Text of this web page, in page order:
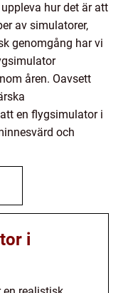
hur det är att
av simulatorer,
genomgång har vi
åren. Oavsett
en flygsimulator i
och
i